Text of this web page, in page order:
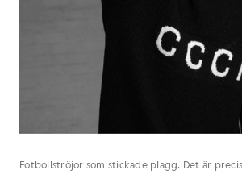
Fotbollströjor som stickade plagg. Det är